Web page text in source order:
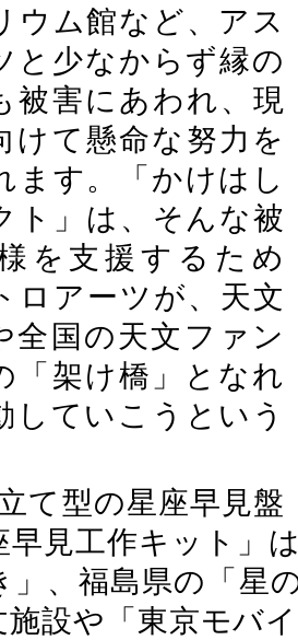
ウム館など、アス
と少なからず縁の
被害にあわれ、現
けて懸命な努力を
ます。「かけはし
ト」は、そんな被
を支援するため
ロアーツが、天文
全国の天文ファン
「架け橋」となれ
していこうという
て型の星座早見盤
早見工作キット」
」、福島県の「星
施設や「東京モバ